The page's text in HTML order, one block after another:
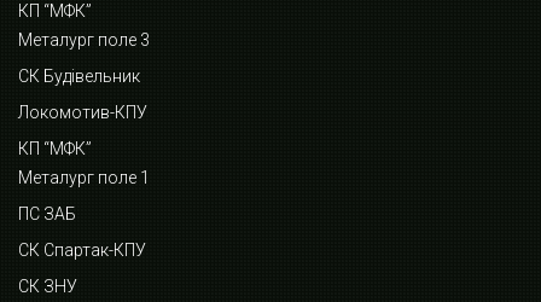
КП “МФК”
Металург поле 3
СК Будівельник
Локомотив-КПУ
КП “МФК”
Металург поле 1
ПС ЗАБ
СК Спартак-КПУ
СК ЗНУ